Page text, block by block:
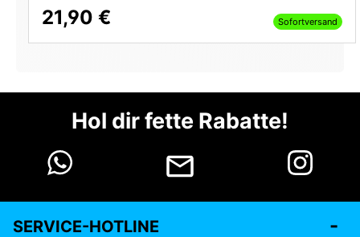
21,90 € Sofortversand
Hol dir fette Rabatte!
SERVICE-HOTLINE